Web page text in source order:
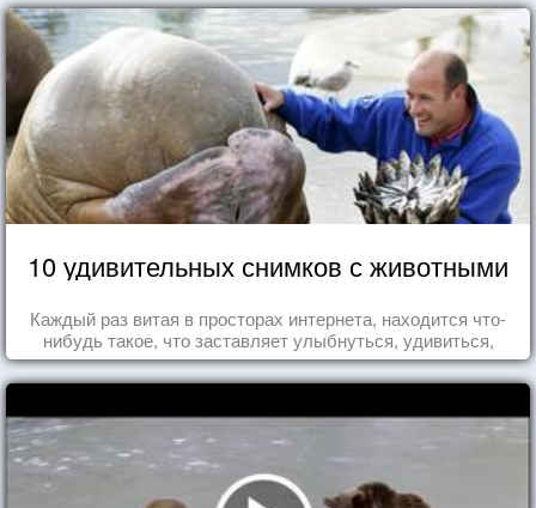
10 удивительных снимков с животными
Каждый раз витая в просторах интернета, находится что-
нибудь такое, что заставляет улыбнуться, удивиться,
восхититься...